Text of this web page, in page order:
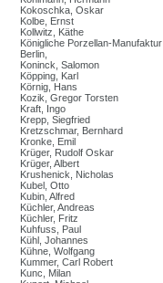
Kokoschka, Oskar
Kolbe, Ernst
Kollwitz, Käthe
Königliche Porzellan-Manufaktur
Berlin,
Koninck, Salomon
Köpping, Karl
Körnig, Hans
Kozik, Gregor Torsten
Kraft, Ingo
Krepp, Siegfried
Kretzschmar, Bernhard
Kronke, Emil
Krüger, Rudolf Oskar
Krüger, Albert
Krushenick, Nicholas
Kubel, Otto
Kubin, Alfred
Küchler, Andreas
Küchler, Fritz
Kuhfuss, Paul
Kühl, Johannes
Kühne, Wolfgang
Kummer, Carl Robert
Kunc, Milan